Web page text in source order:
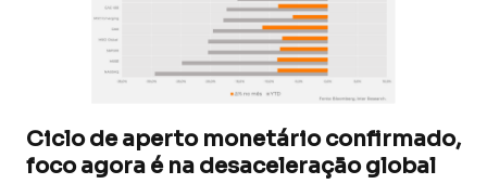
Ciclo de aperto monetário confirmado,
foco agora é na desaceleração global